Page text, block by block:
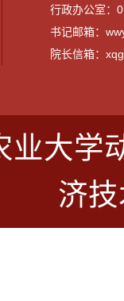
行政办公室：
书记邮箱：
院长信箱：
大学
济